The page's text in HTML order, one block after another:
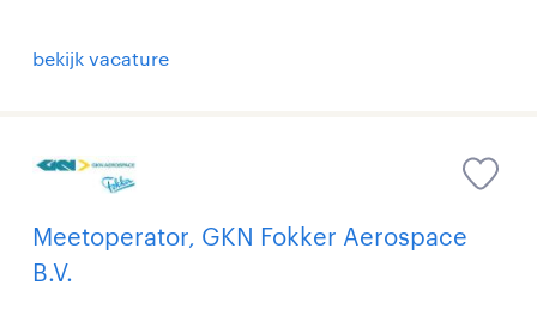
bekijk vacature
Meetoperator, GKN Fokker Aerospace
B.V.